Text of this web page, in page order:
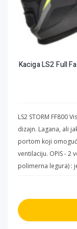
ima traku koja
polistiren različitih
VENTILACIONI
Ventilacija
Kaciga LS2 Full
LS2 STORM FF800
dizajn. Lagana, ali
portom koji
ventilaciju. OPIS - 2
polimerna legura) :
udarce
posebna formula